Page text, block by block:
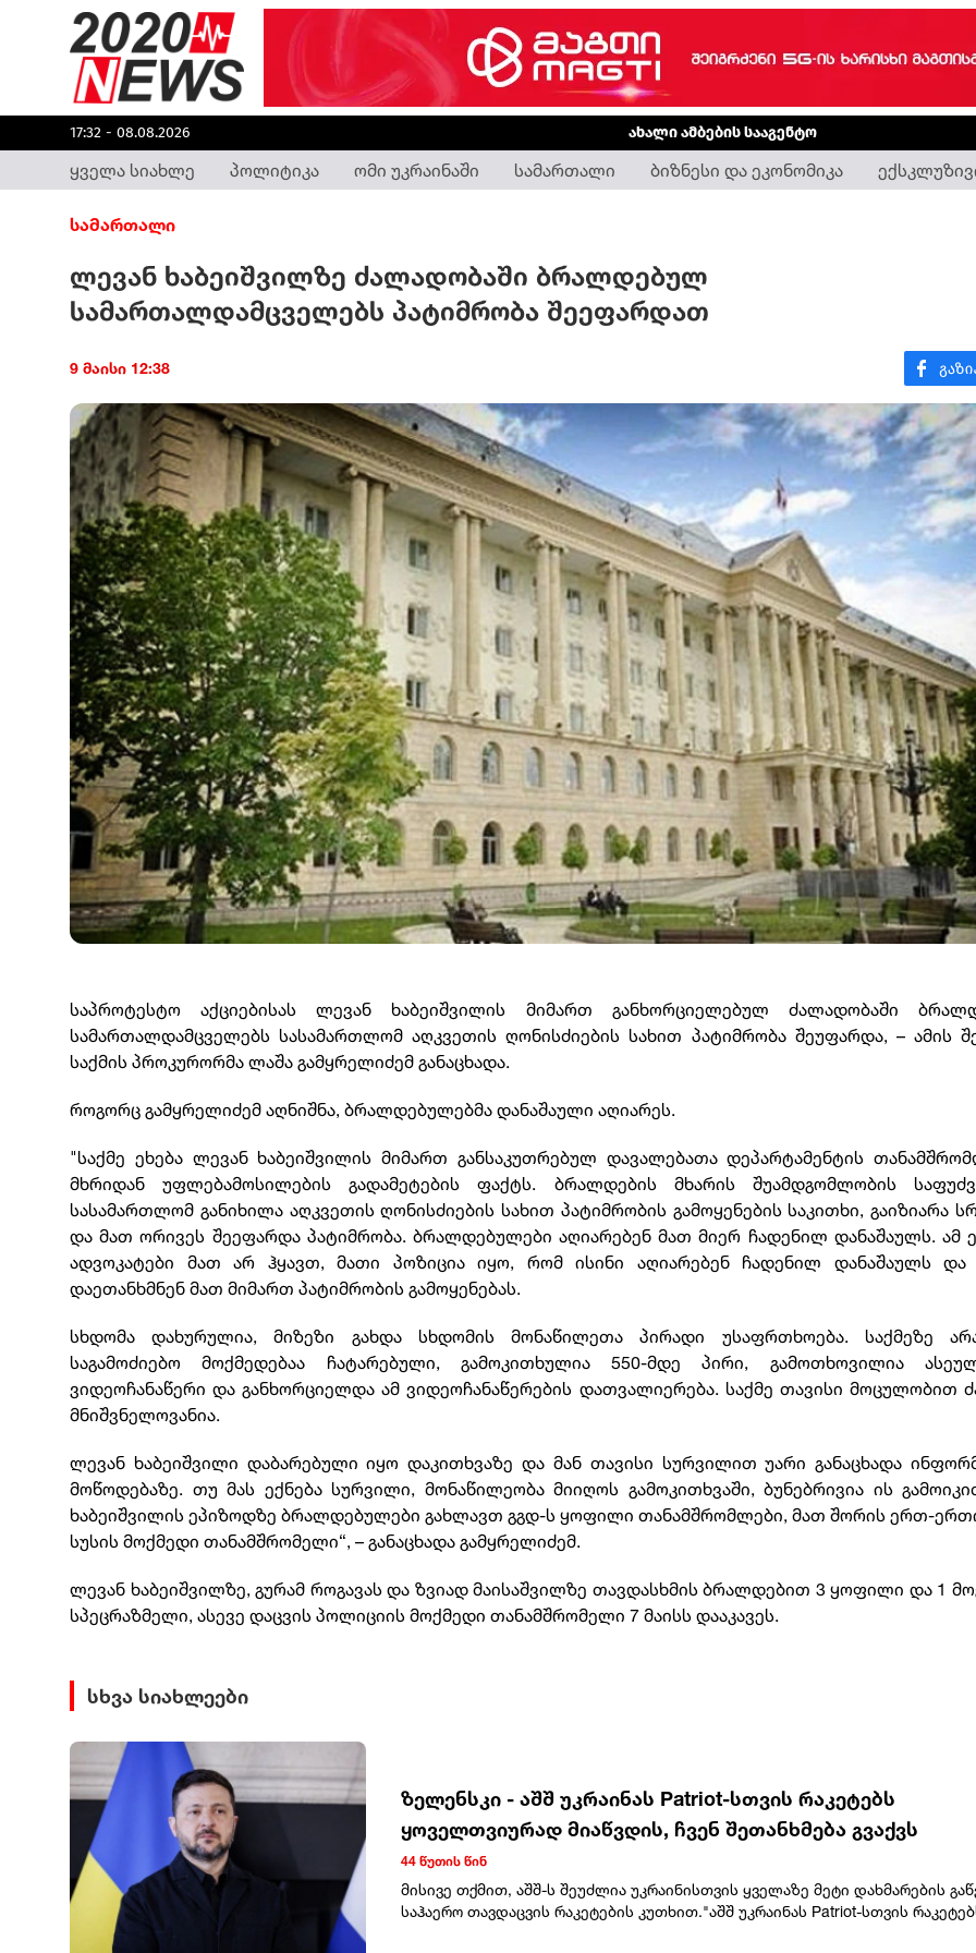
17:32 - 08.08.2026 ახალი ამბების სააგენტო
ყველა სიახლე პოლიტიკა ომი უკრაინაში სამართალი ბიზნესი და ეკონომიკა
სამართალი
ლევან ხაბეიშვილზე ძალადობაში ბრალდებულ
სამართალდამცველებს პატიმრობა შეეფარდათ
9 მაისი 12:38
საპროტესტო აქციებისას ლევან ხაბეიშვილის მიმართ განხორციელებულ ძალადობაში
სამართალდამცველებს სასამართლომ აღკვეთის ღონისძიების სახით პატიმრობა შეუფარდა, – ამის
საქმის პროკურორმა ლაშა გამყრელიძემ განაცხადა.
როგორც გამყრელიძემ აღნიშნა, ბრალდებულებმა დანაშაული აღიარეს.
"საქმე ეხება ლევან ხაბეიშვილის მიმართ განსაკუთრებულ დავალებათა დეპარტამენტის
მხრიდან უფლებამოსილების გადამეტების ფაქტს. ბრალდების მხარის შუამდგომლობის
სასამართლომ განიხილა აღკვეთის ღონისძიების სახით პატიმრობის გამოყენების საკითხი, გაიზიარა
და მათ ორივეს შეეფარდა პატიმრობა. ბრალდებულები აღიარებენ მათ მიერ ჩადენილ დანაშაულს. ამ
ადვოკატები მათ არ ჰყავთ, მათი პოზიცია იყო, რომ ისინი აღიარებენ ჩადენილ დანაშაულს და
დაეთანხმნენ მათ მიმართ პატიმრობის გამოყენებას.
სხდომა დახურულია, მიზეზი გახდა სხდომის მონაწილეთა პირადი უსაფრთხოება. საქმეზე
საგამოძიებო მოქმედებაა ჩატარებული, გამოკითხულია 550-მდე პირი, გამოთხოვილია
ვიდეოჩანაწერი და განხორციელდა ამ ვიდეოჩანაწერების დათვალიერება. საქმე თავისი მოცულობით
მნიშვნელოვანია.
ლევან ხაბეიშვილი დაბარებული იყო დაკითხვაზე და მან თავისი სურვილით უარი განაცხადა
მოწოდებაზე. თუ მას ექნება სურვილი, მონაწილეობა მიიღოს გამოკითხვაში, ბუნებრივია ის
ხაბეიშვილის ეპიზოდზე ბრალდებულები გახლავთ გგდ-ს ყოფილი თანამშრომლები, მათ შორის ერთ-
სუსის მოქმედი თანამშრომელი“, – განაცხადა გამყრელიძემ.
ლევან ხაბეიშვილზე, გურამ როგავას და ზვიად მაისაშვილზე თავდასხმის ბრალდებით 3 ყოფილი და 1
სპეცრაზმელი, ასევე დაცვის პოლიციის მოქმედი თანამშრომელი 7 მაისს დააკავეს.
სხვა სიახლეები
ზელენსკი - აშშ უკრაინას Patriot-სთვის რაკეტებს
ყოველთვიურად მიაწვდის, ჩვენ შეთანხმება გვაქვს
44 წუთის წინ
მისივე თქმით, აშშ-ს შეუძლია უკრაინისთვის ყველაზე მეტი დახმარების
საჰაერო თავდაცვის რაკეტების კუთხით."აშშ უკრაინას Patriot-სთვის